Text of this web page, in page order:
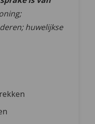
huwelijkse